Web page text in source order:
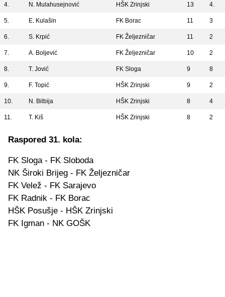
4. N. Mulahusejnović HŠK Zrinjski 13 4.
5. E. Kulašin FK Borac 11 3
6. S. Krpić FK Željezničar 11 2
7. A. Boljević FK Željezničar 10 2
8. T. Jović FK Sloga 9 8
9. F. Topić HŠK Zrinjski 9 2
10. N. Bilbija HŠK Zrinjski 8 4
11. T. Kiš HŠK Zrinjski 8 2
Raspored 31. kola:
FK Sloga - FK Sloboda
NK Široki Brijeg - FK Željezničar
FK Velež - FK Sarajevo
FK Radnik - FK Borac
HŠK Posušje - HŠK Zrinjski
FK Igman - NK GOŠK